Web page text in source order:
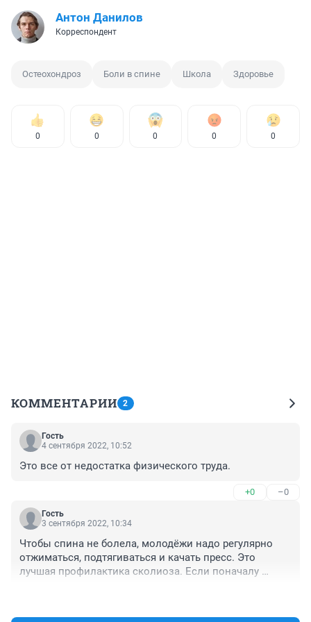
Антон Данилов
Корреспондент
Остеохондроз Боли в спине Школа Здоровье
0 0 0 0 0
КОММЕНТАРИИ 2
Гость
4 сентября 2022, 10:52
Это все от недостатка физического труда.
+0 –0
Гость
3 сентября 2022, 10:34
Чтобы спина не болела, молодёжи надо регулярно
отжиматься, подтягиваться и качать пресс. Это
лучшая профилактика сколиоза. Если поначалу